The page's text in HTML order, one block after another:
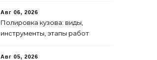
Авг 06, 2026
Полировка кузова: виды,
инструменты, этапы работ
Авг 05, 2026